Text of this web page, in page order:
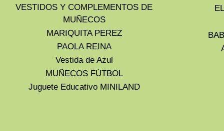
VESTIDOS Y COMPLEMENTOS DE
MUÑECOS
MARIQUITA PEREZ
PAOLA REINA
Vestida de Azul
MUÑECOS FÚTBOL
Juguete Educativo MINILAND